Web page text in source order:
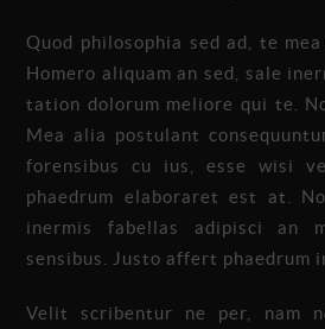
Quod philosophia sed ad, te
Homero aliquam an sed, sale
tation dolorum meliore qui te.
Mea alia postulant
forensibus cu ius, esse wisi
phaedrum elaboraret est at.
inermis fabellas adipisci an
sensibus. Justo affert phaedrum
Velit scribentur ne per, nam